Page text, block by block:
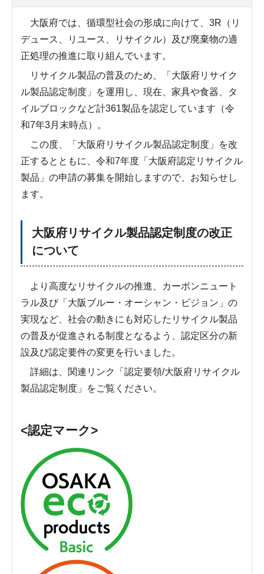
大阪府では、循環型社会の形成に向けて、3R（リ
デュース、リユース、リサイクル）及び廃棄物の適
正処理の推進に取り組んでいます。
リサイクル製品の普及のため、「大阪府リサイク
ル製品認定制度」を運用し、現在、家具や食器、タ
イルブロックなど計361製品を認定しています（令
和7年3月末時点）。
この度、「大阪府リサイクル製品認定制度」を改
正するとともに、令和7年度「大阪府認定リサイクル
製品」の申請の募集を開始しますので、お知らせし
ます。
大阪府リサイクル製品認定制度の改正
について
より高度なリサイクルの推進、カーボンニュート
ラル及び「大阪ブルー・オーシャン・ビジョン」の
実現など、社会の動きにも対応したリサイクル製品
の普及が促進される制度となるよう、認定区分の新
設及び認定要件の変更を行いました。
詳細は、関連リンク「認定要領/大阪府リサイクル
製品認定制度」をご覧ください。
<認定マーク>